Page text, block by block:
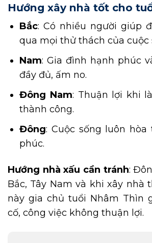
Hướng xây nhà tốt cho
Bắc: Có nhiều người giúp
qua mọi thử thách của cuộc
Nam: Gia đình hạnh phúc
đầy đủ, ấm no.
Đông Nam: Thuận lợi khi
thành công.
Đông: Cuộc sống luôn hòa
phúc.
Hướng nhà xấu cần tránh:
Bắc, Tây Nam và khi xây nhà
này gia chủ tuổi Nhâm Thìn
cố, công việc không thuận lợi.